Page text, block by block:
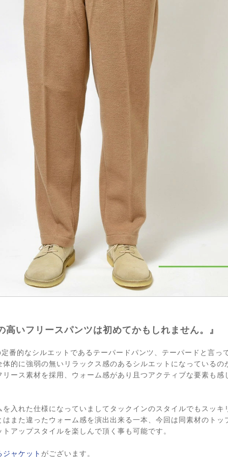
高いフリースパンツは初めてかもしれません。』
番的なシルエットであるテーパードパンツ、テーパードと言っ
的に強弱の無いリラックス感のあるシルエットになっているの
ース素材を採用、ウォーム感があり且つアクティブな要素も感
入れた仕様になっていましてタックインのスタイルでもスッキ
また違ったウォーム感を演出出来る一本、今回は同素材のトッ
アップスタイルを楽しんで頂く事も可能です。
ャケット がございます。